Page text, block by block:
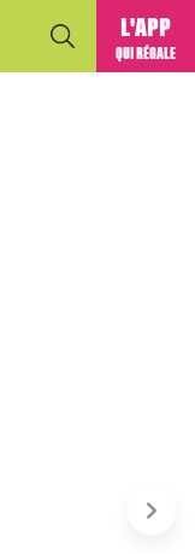
L'APP
QUI RÉGALE